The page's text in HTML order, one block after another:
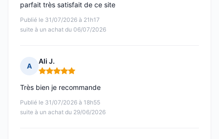
Publié le 31/07/2026 à 21h17
suite à un achat du 06/07/2026
parfait très satisfait de ce site
A
Ali J.
Note : 5 sur 5
Publié le 31/07/2026 à 18h55
suite à un achat du 29/06/2026
Très bien je recommande